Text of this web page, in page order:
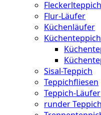
Fleckerlteppich
Flur-Läufer
Küchenläufer
Sisal-Teppich
Teppichfliesen
Teppich-Läufer
runder Teppich